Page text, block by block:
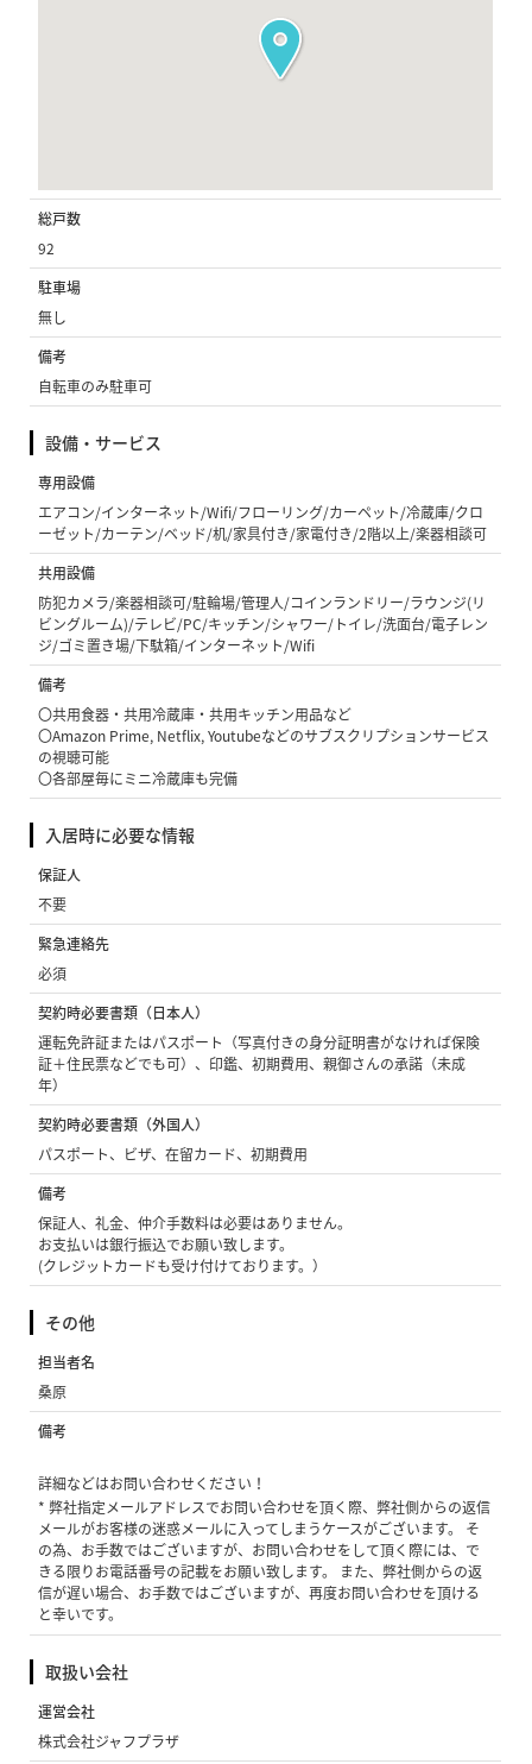
総戸数
92
駐車場
無し
備考
自転車のみ駐車可
設備・サービス
専用設備
エアコン/インターネット/Wifi/フローリング/カーペット/冷蔵庫/クロ
ーゼット/カーテン/ベッド/机/家具付き/家電付き/2階以上/楽器相談可
共用設備
防犯カメラ/楽器相談可/駐輪場/管理人/コインランドリー/ラウンジ(リ
ビングルーム)/テレビ/PC/キッチン/シャワー/トイレ/洗面台/電子レン
ジ/ゴミ置き場/下駄箱/インターネット/Wifi
備考
〇共用食器・共用冷蔵庫・共用キッチン用品など
〇Amazon Prime, Netflix, Youtubeなどのサブスクリプションサービス
の視聴可能
〇各部屋毎にミニ冷蔵庫も完備
入居時に必要な情報
保証人
不要
緊急連絡先
必須
契約時必要書類（日本人）
運転免許証またはパスポート（写真付きの身分証明書がなければ保険
証＋住民票などでも可）、印鑑、初期費用、親御さんの承諾（未成
年）
契約時必要書類（外国人）
パスポート、ビザ、在留カード、初期費用
備考
保証人、礼金、仲介手数料は必要はありません。
お支払いは銀行振込でお願い致します。
(クレジットカードも受け付けております。）
その他
担当者名
桑原
備考
詳細などはお問い合わせください！
* 弊社指定メールアドレスでお問い合わせを頂く際、弊社側からの返信
メールがお客様の迷惑メールに入ってしまうケースがございます。 そ
の為、お手数ではございますが、お問い合わせをして頂く際には、で
きる限りお電話番号の記載をお願い致します。 また、弊社側からの返
信が遅い場合、お手数ではございますが、再度お問い合わせを頂ける
と幸いです。
取扱い会社
運営会社
株式会社ジャフプラザ